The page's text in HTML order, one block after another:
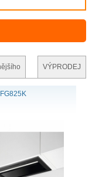
bezdrátové
par. Začněte
desky. Vy tak
přípravě
varné desky?
vám vysvětlí
a poradí, na
si pro sebe
VÝPRODEJ